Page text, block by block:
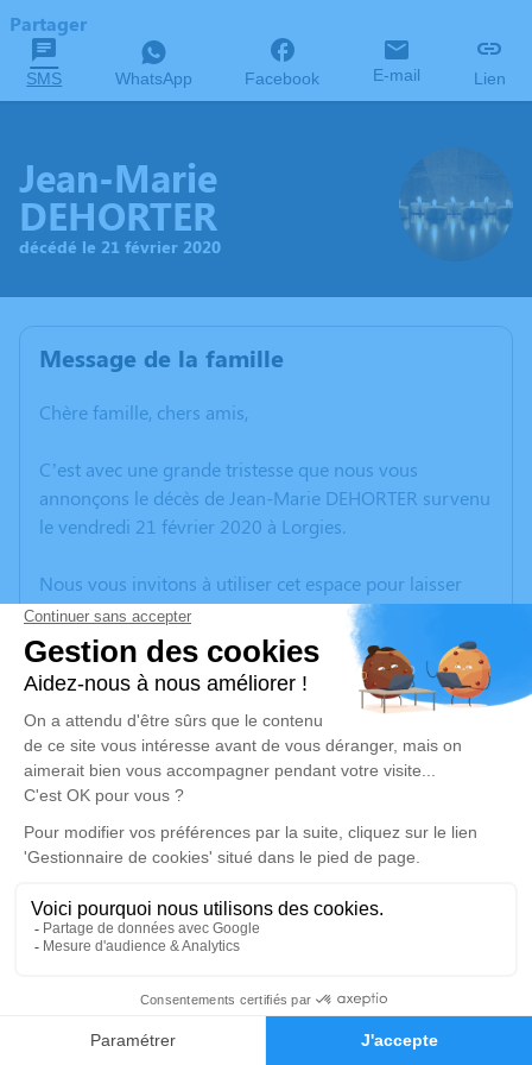
Faire-part Hommages
Partager
SMS WhatsApp Facebook E-mail Lien
Jean-Marie
DEHORTER
décédé le 21 février 2020
Message de la famille
Chère famille, chers amis,
C’est avec une grande tristesse que nous vous
annonçons le décès de Jean-Marie DEHORTER survenu
le vendredi 21 février 2020 à Lorgies.
Nous vous invitons à utiliser cet espace pour laisser
vos condoléances, partager des photos souvenirs, une
anecdote ou exprimer vos pensées à travers des
poèmes ou des textes. Cet endroit est un lieu
d'expression dédié à honorer la mémoire de Jean-
Marie DEHORTER.
Un service de plantation d’arbre hommage est
disponible ici.
Je rends hommage
Cérémonie religieuse
Crématorium d'Herlies
ZA la Maladrerie